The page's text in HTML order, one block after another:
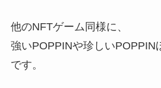
他のNFTゲーム同様に、
強いPOPPINや珍しいPOPPIN
です。